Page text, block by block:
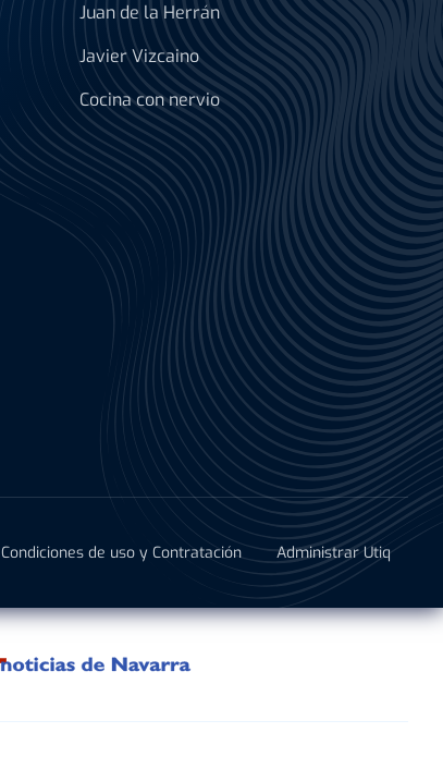
Juan de la Herrán
Javier Vizcaino
Cocina con nervio
Condiciones de uso y Contratación Administrar Utiq